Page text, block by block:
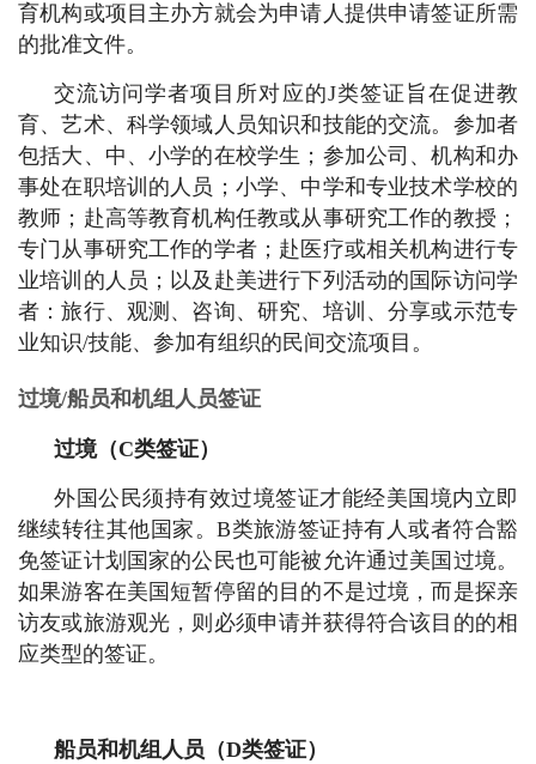
育机构或项目主办方就会为申请人提供申请签证所需
的批准文件。
交流访问学者项目所对应的J类签证旨在促进教
育、艺术、科学领域人员知识和技能的交流。参加者
包括大、中、小学的在校学生；参加公司、机构和办
事处在职培训的人员；小学、中学和专业技术学校的
教师；赴高等教育机构任教或从事研究工作的教授；
专门从事研究工作的学者；赴医疗或相关机构进行专
业培训的人员；以及赴美进行下列活动的国际访问学
者：旅行、观测、咨询、研究、培训、分享或示范专
业知识/技能、参加有组织的民间交流项目。
过境/船员和机组人员签证
过境（C类签证）
外国公民须持有效过境签证才能经美国境内立即
继续转往其他国家。B类旅游签证持有人或者符合豁
免签证计划国家的公民也可能被允许通过美国过境。
如果游客在美国短暂停留的目的不是过境，而是探亲
访友或旅游观光，则必须申请并获得符合该目的的相
应类型的签证。
船员和机组人员（D类签证）